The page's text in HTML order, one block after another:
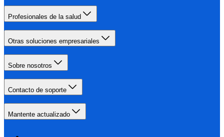
Profesionales de la salud
Otras soluciones empresariales
Sobre nosotros
Contacto de soporte
Mantente actualizado